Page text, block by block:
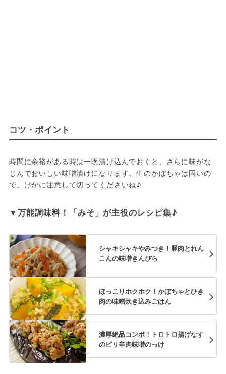
コツ・ポイント
時間に余裕がある時は一晩漬け込んでおくと、さらに味がな
じんでおいしい味噌漬けになります。生のかぼちゃは固いの
で、けがに注意して切ってくださいね♪
▼万能調味料！「みそ」が主役のレシピ集♪
シャキシャキやみつき！豚肉とれん
こんの味噌きんぴら
ほっこりホクホク！かぼちゃとひき
肉の味噌炊き込みごはん
濃厚絶品コンボ！トロトロ揚げなす
のピリ辛肉味噌のっけ